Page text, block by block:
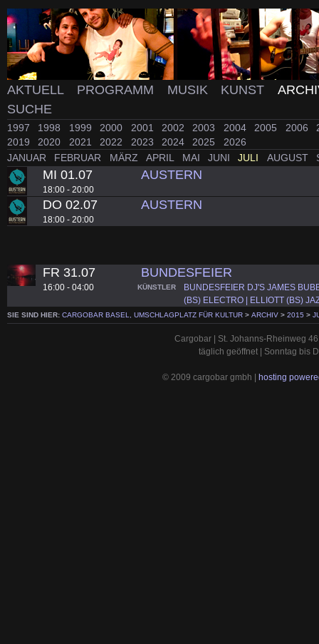
AKTUELL PROGRAMM MUSIK KUNST
SUCHE
1997 1998 1999 2000 2001 2002 2003 2004 2005 2006
2019
2020 2021 2022 2023 2024 2025
2026
JANUAR
FEBRUAR MÄRZ APRIL MAI JUNI JULI AUGUST
MI 01.07
18:00 - 20:00
AUSTERN
DO 02.07
18:00 - 20:00
AUSTERN
FR 31.07
16:00 - 04:00
BUNDESFEIER
KÜNSTLER
BUNDESFEIER DJ'S JAMES
(BS) ELECTRO | ELLIOTT (BS)
SIE SIND HIER: CARGOBAR BASEL, UMSCHLAGPLATZ FÜR KULTUR > ARCHIV > 2015 >
Cargobar | St. Johanns-Rheinweg
täglich geöffnet | Sonntag bis
© 2009 cargobar gmbh | hosting